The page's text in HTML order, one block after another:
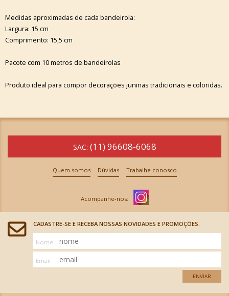
Medidas aproximadas de cada bandeirola:
Largura: 15 cm
Comprimento: 15,5 cm
Pacote com 10 metros de bandeirolas
Produto ideal para compor decorações juninas tradicionais e coloridas.
SAC: (11) 96608-6068
Quem somos Dúvidas Trabalhe conosco
CADASTRE-SE E RECEBA NOSSAS NOVIDADES E PROMOÇÕES.
Nome
Email
ENVIAR